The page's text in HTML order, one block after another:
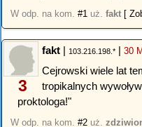
W odp. na kom. #1 uż. fakt [
3
fakt | 103.216.198.* | 30
Cejrowski wiele lat
tropikalnych
proktologa!"
W odp. na kom. #2 uż.